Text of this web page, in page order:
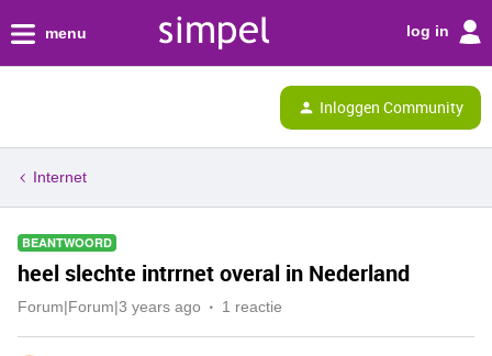
menu log in
Inloggen Community
Internet
BEANTWOORD
heel slechte intrrnet overal in Nederland
Forum|Forum|3 years ago 1 reactie